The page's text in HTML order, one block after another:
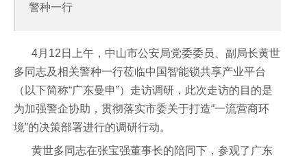
警种一行
4月12日上午，中山市公安局党委委员、副局长黄世
多同志及相关警种一行莅临中国智能锁共享产业平台
（以下简称“广东曼申”）走访调研，此次走访的目的是
为加强警企协助，贯彻落实市委关于打造“一流营商环
境”的决策部署进行的调研行动。
黄世多同志在张宝强董事长的陪同下，参观了广东